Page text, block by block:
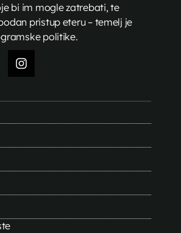
bi im mogle zatrebati, te
pristup eteru – temelj je
politike.